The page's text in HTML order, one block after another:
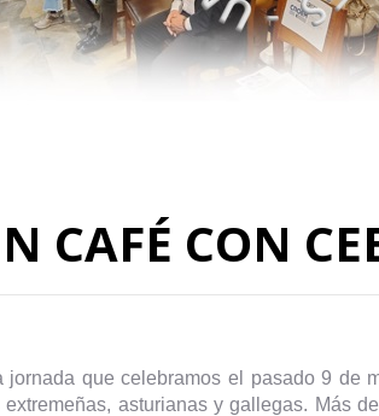
CON
que celebramos el pasado 9 de
asturianas y gallegas. Más